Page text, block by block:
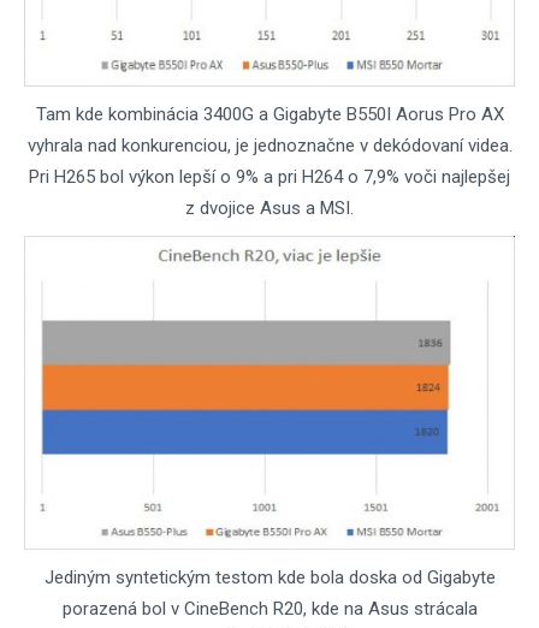
Tam kde kombinácia 3400G a Gigabyte B550I Aorus Pro AX
vyhrala nad konkurenciou, je jednoznačne v dekódovaní videa.
Pri H265 bol výkon lepší o 9% a pri H264 o 7,9% voči najlepšej
z dvojice Asus a MSI.
Jediným syntetickým testom kde bola doska od Gigabyte
porazená bol v CineBench R20, kde na Asus strácala